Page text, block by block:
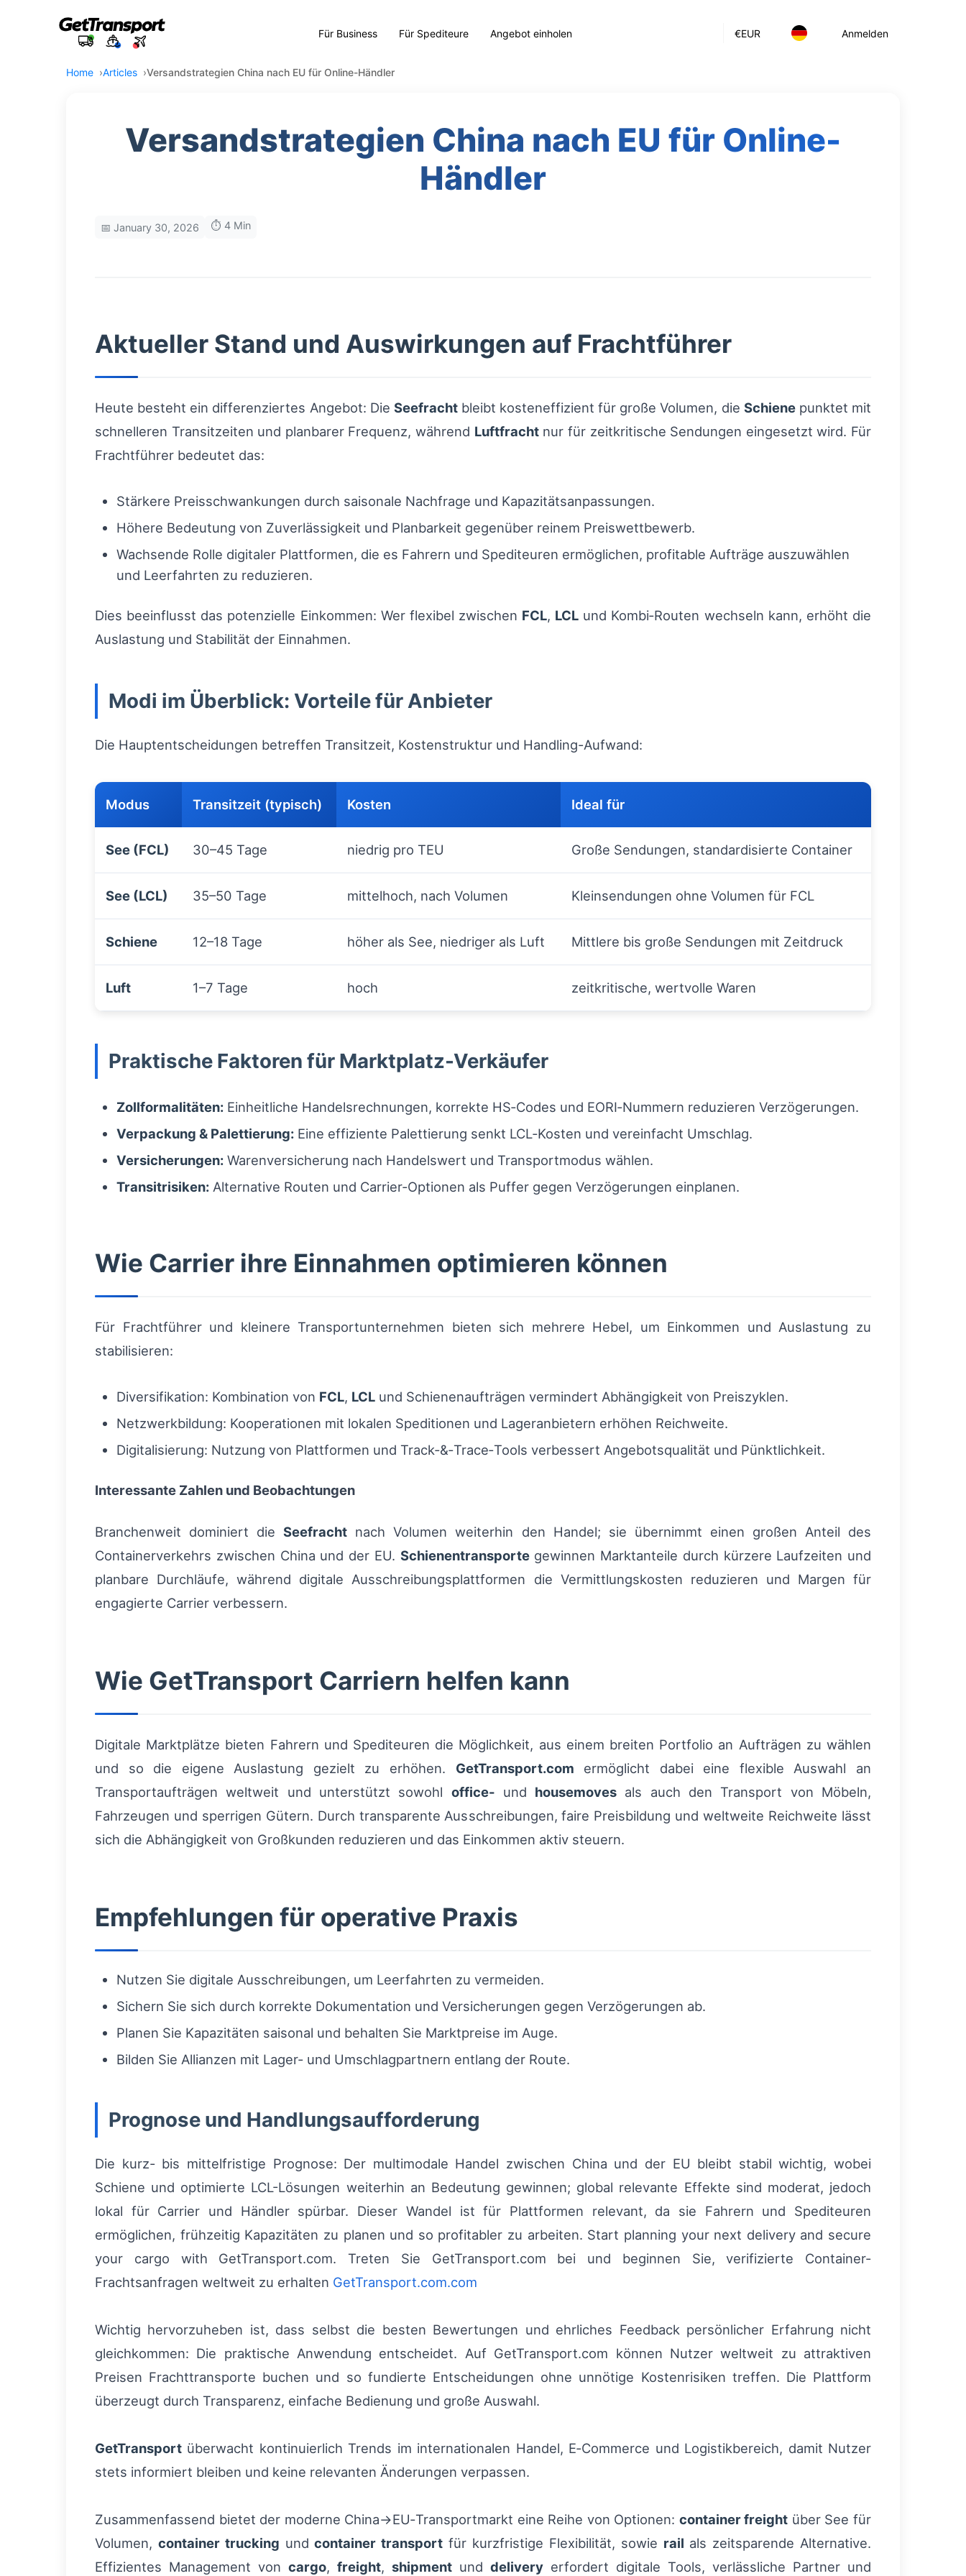
€EUR Anmelden
Für Business Für Spediteure Angebot einholen
Home Articles Versandstrategien China nach EU für Online-Händler
Versandstrategien China nach EU für Online-
Händler
📅 January 30, 2026 ⏱️ 4 Min
Aktueller Stand und Auswirkungen auf Frachtführer
Heute besteht ein differenziertes Angebot: Die Seefrachtbleibt kosteneffizient für große Volumen, die Schienepunktet mit
schnelleren Transitzeiten und planbarer Frequenz, während Luftfrachtnur für zeitkritische Sendungen eingesetzt wird. Für
Frachtführer bedeutet das:
Stärkere Preisschwankungen durch saisonale Nachfrage und Kapazitätsanpassungen.
Höhere Bedeutung von Zuverlässigkeit und Planbarkeit gegenüber reinem Preiswettbewerb.
Wachsende Rolle digitaler Plattformen, die es Fahrern und Spediteuren ermöglichen, profitable Aufträge auszuwählen
und Leerfahrten zu reduzieren.
Dies beeinflusst das potenzielle Einkommen: Wer flexibel zwischen FCL, LCL und Kombi‑Routen wechseln kann, erhöht die
Auslastung und Stabilität der Einnahmen.
Modi im Überblick: Vorteile für Anbieter
Die Hauptentscheidungen betreffen Transitzeit, Kostenstruktur und Handling-Aufwand:
Modus Transitzeit (typisch) Kosten Ideal für
See (FCL) 30–45 Tage niedrig pro TEU Große Sendungen, standardisierte Container
See (LCL) 35–50 Tage mittelhoch, nach Volumen Kleinsendungen ohne Volumen für FCL
Schiene 12–18 Tage höher als See, niedriger als Luft Mittlere bis große Sendungen mit Zeitdruck
Luft 1–7 Tage hoch zeitkritische, wertvolle Waren
Praktische Faktoren für Marktplatz-Verkäufer
Zollformalitäten: Einheitliche Handelsrechnungen, korrekte HS‑Codes und EORI‑Nummern reduzieren Verzögerungen.
Verpackung & Palettierung: Eine effiziente Palettierung senkt LCL‑Kosten und vereinfacht Umschlag.
Versicherungen: Warenversicherung nach Handelswert und Transportmodus wählen.
Transitrisiken: Alternative Routen und Carrier‑Optionen als Puffer gegen Verzögerungen einplanen.
Wie Carrier ihre Einnahmen optimieren können
Für Frachtführer und kleinere Transportunternehmen bieten sich mehrere Hebel, um Einkommen und Auslastung zu
stabilisieren:
Diversifikation: Kombination von FCL, LCL und Schienenaufträgen vermindert Abhängigkeit von Preiszyklen.
Netzwerkbildung: Kooperationen mit lokalen Speditionen und Lageranbietern erhöhen Reichweite.
Digitalisierung: Nutzung von Plattformen und Track‑&‑Trace‑Tools verbessert Angebotsqualität und Pünktlichkeit.
Interessante Zahlen und Beobachtungen
Branchenweit dominiert dieSeefracht nach Volumen weiterhin den Handel; sie übernimmt einen großen Anteil des
Containerverkehrs zwischen China und der EU. Schienentransportegewinnen Marktanteile durch kürzere Laufzeiten und
planbare Durchläufe, während digitale Ausschreibungsplattformen die Vermittlungskosten reduzieren und Margen für
engagierte Carrier verbessern.
Wie GetTransport Carriern helfen kann
Digitale Marktplätze bieten Fahrern und Spediteuren die Möglichkeit, aus einem breiten Portfolio an Aufträgen zu wählen
und so die eigene Auslastung gezielt zu erhöhen. GetTransport.com ermöglicht dabei eine flexible Auswahl an
Transportaufträgen weltweit und unterstützt sowohl office- und housemoves als auch den Transport von Möbeln,
Fahrzeugen und sperrigen Gütern. Durch transparente Ausschreibungen, faire Preisbildung und weltweite Reichweite lässt
sich die Abhängigkeit von Großkunden reduzieren und das Einkommen aktiv steuern.
Empfehlungen für operative Praxis
Nutzen Sie digitale Ausschreibungen, um Leerfahrten zu vermeiden.
Sichern Sie sich durch korrekte Dokumentation und Versicherungen gegen Verzögerungen ab.
Planen Sie Kapazitäten saisonal und behalten Sie Marktpreise im Auge.
Bilden Sie Allianzen mit Lager- und Umschlagpartnern entlang der Route.
Prognose und Handlungsaufforderung
Die kurz- bis mittelfristige Prognose: Der multimodale Handel zwischen China und der EU bleibt stabil wichtig, wobei
Schiene und optimierte LCL-Lösungen weiterhin an Bedeutung gewinnen; global relevante Effekte sind moderat, jedoch
lokal für Carrier und Händler spürbar. Dieser Wandel ist für Plattformen relevant, da sie Fahrern und Spediteuren
ermöglichen, frühzeitig Kapazitäten zu planen und so profitabler zu arbeiten. Start planning your next delivery and secure
your cargo with GetTransport.com. Treten Sie GetTransport.com bei und beginnen Sie, verifizierte Container-
Frachtsanfragen weltweit zu erhalten GetTransport.com.com
Wichtig hervorzuheben ist, dass selbst die besten Bewertungen und ehrliches Feedback persönlicher Erfahrung nicht
gleichkommen: Die praktische Anwendung entscheidet. Auf GetTransport.com können Nutzer weltweit zu attraktiven
Preisen Frachttransporte buchen und so fundierte Entscheidungen ohne unnötige Kostenrisiken treffen. Die Plattform
überzeugt durch Transparenz, einfache Bedienung und große Auswahl.
GetTransport überwacht kontinuierlich Trends im internationalen Handel, E‑Commerce und Logistikbereich, damit Nutzer
stets informiert bleiben und keine relevanten Änderungen verpassen.
Zusammenfassend bietet der moderne China→EU‑Transportmarkt eine Reihe von Optionen: container freight über See für
Volumen, container trucking undcontainer transport für kurzfristige Flexibilität, sowie rail als zeitsparende Alternative.
Effizientes Management von cargo, freight, shipment und delivery erfordert digitale Tools, verlässliche Partner und